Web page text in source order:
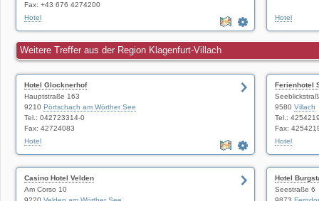
Fax: +43 676 4274200
Hotel
Hotel
Weitere Treffer aus der Region Klagenfurt-Villach
Hotel Glocknerhof
Hauptstraße 163
9210 Pörtschach am Wörther See
Tel.: 042723314-0
Fax: 42724083
Hotel
Ferienhotel
9580 Villach
Tel.:
Fax:
Hotel
Casino Hotel Velden
Am Corso 10
Hotel
Seestraße 6